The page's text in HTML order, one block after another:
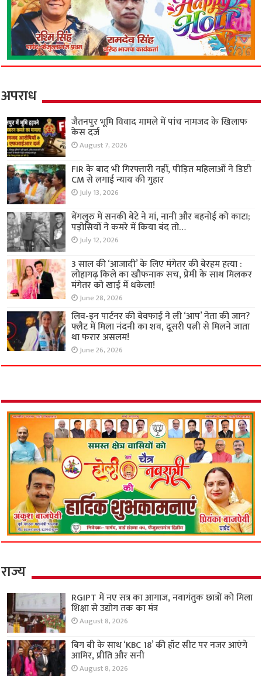
अपराध
जैतनपुर भूमि विवाद मामले में पांच नामजद के खिलाफ
केस दर्ज
August 7, 2026
FIR के बाद भी गिरफ्तारी नहीं, पीड़ित महिलाओं ने डिप्टी
CM से लगाई न्याय की गुहार
July 13, 2026
बेंगलुरु में सनकी बेटे ने मां, नानी और बहनोई को काटा;
पड़ोसियों ने कमरे में किया बंद तो…
July 12, 2026
3 साल की ‘आजादी’ के लिए मंगेतर की बेरहम हत्या :
लोहागढ़ किले का खौफनाक सच, प्रेमी के साथ मिलकर
मंगेतर को खाई में धकेला!
June 28, 2026
लिव-इन पार्टनर की बेवफाई ने ली ‘आप’ नेता की जान?
फ्लैट में मिला नंदनी का शव, दूसरी पत्नी से मिलने जाता
था फरार असलम!
June 26, 2026
राज्य
RGIPT में नए सत्र का आगाज, नवागंतुक छात्रों को मिला
शिक्षा से उद्योग तक का मंत्र
August 8, 2026
बिग बी के साथ ‘KBC 18’ की हॉट सीट पर नजर आएंगे
आमिर, प्रीति और सनी
August 8, 2026